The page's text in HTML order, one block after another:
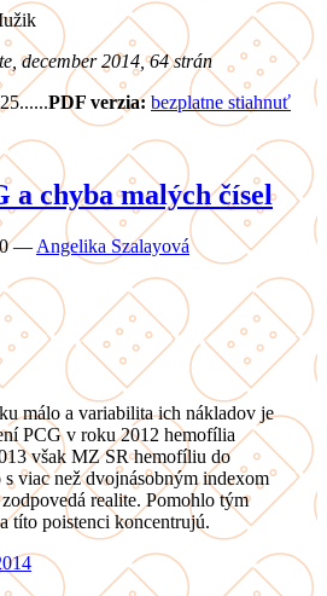
december 2014, 64 strán
PDF verzia: bezplatne stiahnuť
a chyba malých čísel
— Angelika Szalayová
málo a variabilita ich nákladov je
PCG v roku 2012 hemofília
však MZ SR hemofíliu do
viac než dvojnásobným indexom
realite. Pomohlo tým
títo poistenci koncentrujú.